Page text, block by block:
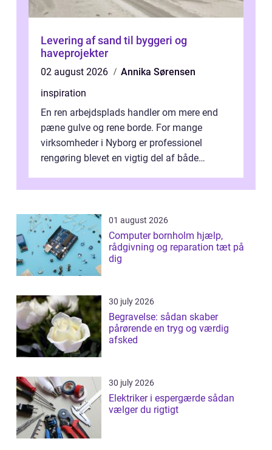
Levering af sand til byggeri og
haveprojekter
02 august 2026
Annika Sørensen
inspiration
En ren arbejdsplads handler om mere end
pæne gulve og rene borde. For mange
virksomheder i Nyborg er professionel
rengøring blevet en vigtig del af både
samlede ...
01 august 2026
Computer bornholm hjælp,
rådgivning og reparation tæt på
dig
30 july 2026
Begravelse: sådan skaber
pårørende en tryg og værdig
afsked
30 july 2026
Elektriker i espergærde sådan
vælger du rigtigt